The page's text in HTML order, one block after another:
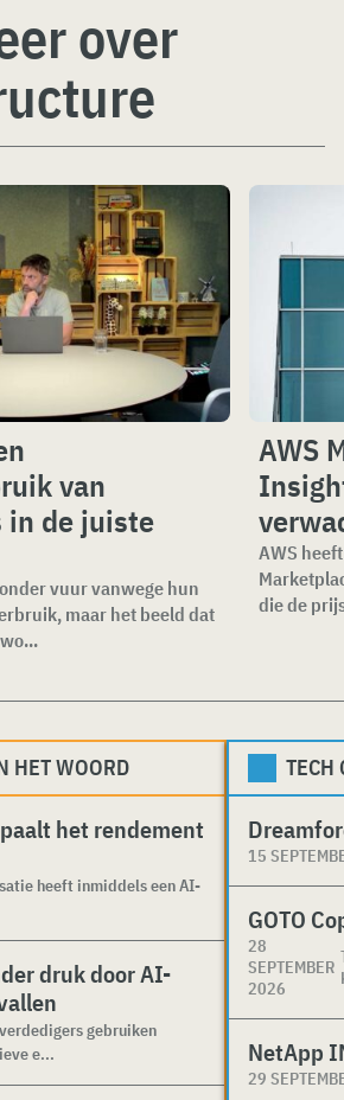
over
van
in de juiste
vuur vanwege hun
maar het beeld dat
AWS
AWS
die de
HET WOORD
het rendement
heeft inmiddels een AI-
druk door AI-
gebruiken
e...
TECH
15
GOTO
28
SEPTEMBER
2026
NetApp
29